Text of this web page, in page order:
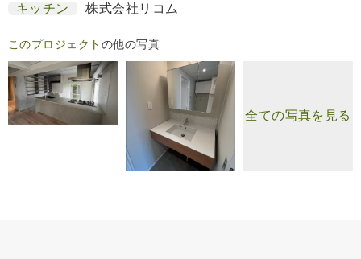
キッチン 株式会社リコム
このプロジェクト の他の写真
全ての写真を見る